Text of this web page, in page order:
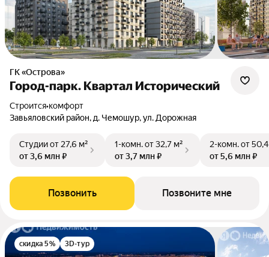
ГК «Острова»
Город-парк. Квартал Исторический
Строится•комфорт
Завьяловский район, д. Чемошур, ул. Дорожная
Студииот 27,6 м²
от 3,6 млн ₽
1-комн.от 32,7 м²
от 3,7 млн ₽
2-комн.от
от 5,6 млн ₽
Позвонить Позвоните мне
скидка 5% 3D-тур